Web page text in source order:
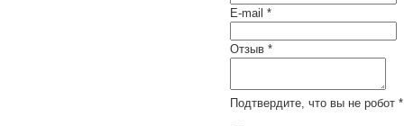
E-mail *
Отзыв *
Подтвердите, что вы не робот *